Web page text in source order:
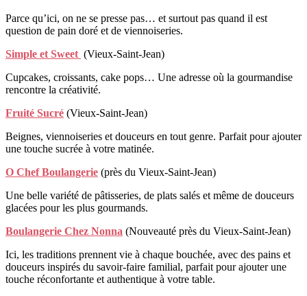
Parce qu’ici, on ne se presse pas… et surtout pas quand il est
question de pain doré et de viennoiseries.
Simple et Sweet (Vieux-Saint-Jean)
Cupcakes, croissants, cake pops… Une adresse où la gourmandise
rencontre la créativité.
Fruité Sucré (Vieux-Saint-Jean)
Beignes, viennoiseries et douceurs en tout genre. Parfait pour ajouter
une touche sucrée à votre matinée.
O Chef Boulangerie (près du Vieux-Saint-Jean)
Une belle variété de pâtisseries, de plats salés et même de douceurs
glacées pour les plus gourmands.
Boulangerie Chez Nonna (Nouveauté près du Vieux-Saint-Jean)
Ici, les traditions prennent vie à chaque bouchée, avec des pains et
douceurs inspirés du savoir-faire familial, parfait pour ajouter une
touche réconfortante et authentique à votre table.